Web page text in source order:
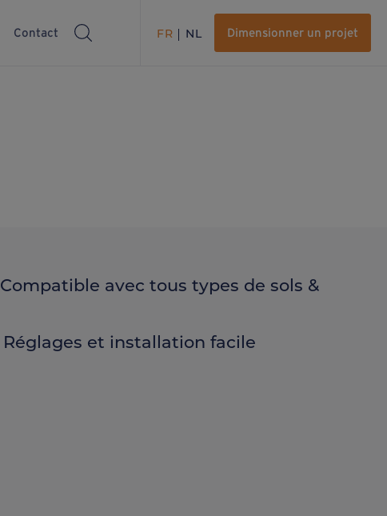
Contact FR NL Dimensionner un projet
Compatible avec tous types de sols &
Réglages et installation facile